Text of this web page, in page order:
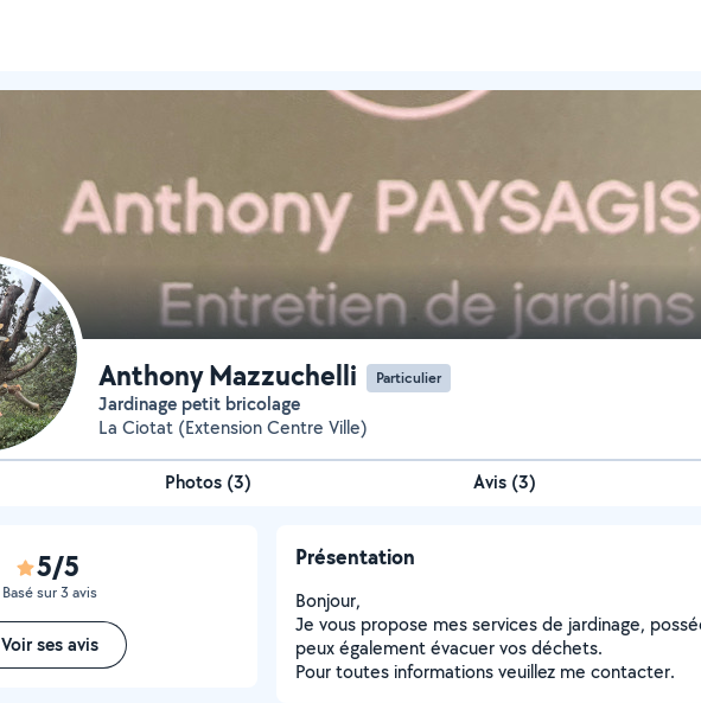
Anthony Mazzuchelli Particulier
Jardinage petit bricolage
La Ciotat (Extension Centre Ville)
Photos (3) Avis (3)
5/5
Basé sur 3 avis
Voir ses avis
Présentation
Bonjour,
Je vous propose mes services de jardinage,
peux également évacuer vos déchets.
Pour toutes informations veuillez me contacter.